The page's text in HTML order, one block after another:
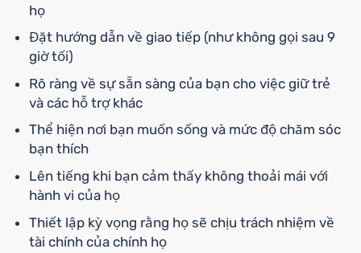
họ
Đặt hướng dẫn về giao tiếp (như không gọi sau 9
giờ tối)
Rõ ràng về sự sẵn sàng của bạn cho việc giữ trẻ
và các hỗ trợ khác
Thể hiện nơi bạn muốn sống và mức độ chăm sóc
bạn thích
Lên tiếng khi bạn cảm thấy không thoải mái với
hành vi của họ
Thiết lập kỳ vọng rằng họ sẽ chịu trách nhiệm về
tài chính của chính họ